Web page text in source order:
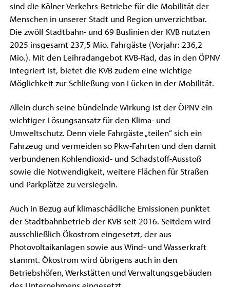
sind die Kölner Verkehrs-Betriebe für die Mobilität der
Menschen in unserer Stadt und Region unverzichtbar.
Die zwölf Stadtbahn- und 69 Buslinien der KVB nutzten
2025 insgesamt 237,5 Mio. Fahrgäste (Vorjahr: 236,2
Mio.). Mit den Leihradangebot KVB-Rad, das in den ÖPNV
integriert ist, bietet die KVB zudem eine wichtige
Möglichkeit zur Schließung von Lücken in der Mobilität.
Allein durch seine bündelnde Wirkung ist der ÖPNV ein
wichtiger Lösungsansatz für den Klima- und
Umweltschutz. Denn viele Fahrgäste „teilen“ sich ein
Fahrzeug und vermeiden so Pkw-Fahrten und den damit
verbundenen Kohlendioxid- und Schadstoff-Ausstoß
sowie die Notwendigkeit, weitere Flächen für Straßen
und Parkplätze zu versiegeln.
Auch in Bezug auf klimaschädliche Emissionen punktet
der Stadtbahnbetrieb der KVB seit 2016. Seitdem wird
ausschließlich Ökostrom eingesetzt, der aus
Photovoltaikanlagen sowie aus Wind- und Wasserkraft
stammt. Ökostrom wird übrigens auch in den
Betriebshöfen, Werkstätten und Verwaltungsgebäuden